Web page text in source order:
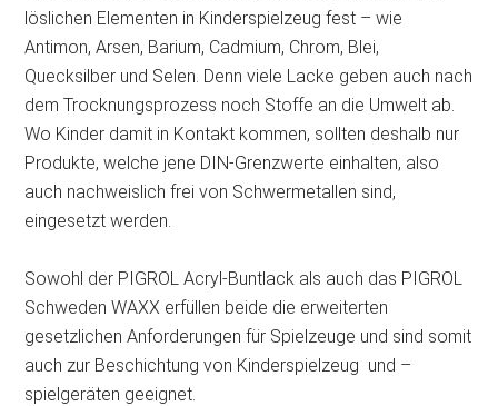
löslichen Elementen in Kinderspielzeug fest – wie
Antimon, Arsen, Barium, Cadmium, Chrom, Blei,
Quecksilber und Selen. Denn viele Lacke geben auch nach
dem Trocknungsprozess noch Stoffe an die Umwelt ab.
Wo Kinder damit in Kontakt kommen, sollten deshalb nur
Produkte, welche jene DIN-Grenzwerte einhalten, also
auch nachweislich frei von Schwermetallen sind,
eingesetzt werden.
Sowohl der PIGROL Acryl-Buntlack als auch das PIGROL
Schweden WAXX erfüllen beide die erweiterten
gesetzlichen Anforderungen für Spielzeuge und sind somit
auch zur Beschichtung von Kinderspielzeug und –
spielgeräten geeignet.